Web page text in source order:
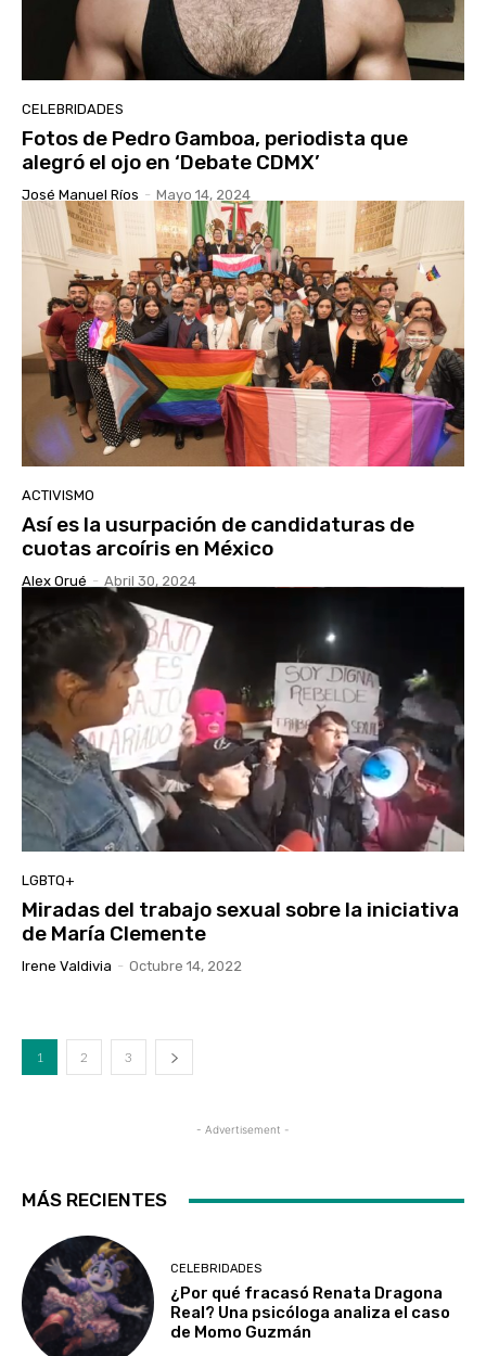
CELEBRIDADES
Fotos de Pedro Gamboa, periodista que
alegró el ojo en ‘Debate CDMX’
José Manuel Ríos - Mayo 14, 2024
ACTIVISMO
Así es la usurpación de candidaturas de
cuotas arcoíris en México
Alex Orué - Abril 30, 2024
LGBTQ+
Miradas del trabajo sexual sobre la iniciativa
de María Clemente
Irene Valdivia - Octubre 14, 2022
1 2 3
- Advertisement -
MÁS RECIENTES
CELEBRIDADES
¿Por qué fracasó Renata Dragona
Real? Una psicóloga analiza el caso
de Momo Guzmán